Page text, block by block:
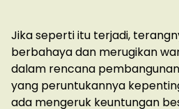
Jika seperti itu terjadi,
berbahaya dan merugikan
dalam rencana
yang peruntukannya
ada mengeruk keuntungan